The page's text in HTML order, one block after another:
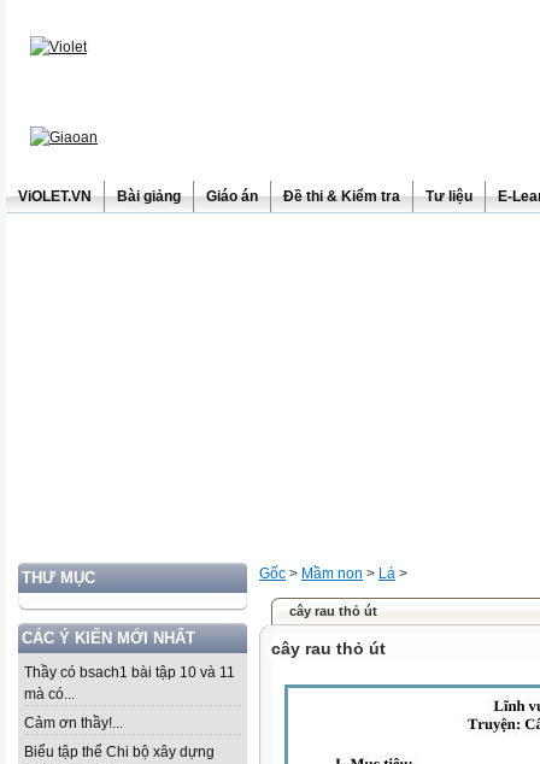
ViOLET.VN Bài giảng Giáo án Đề thi & Kiểm tra Tư liệu E-
THƯ MỤC
CÁC Ý KIẾN MỚI NHẤT
Thầy có bsach1 bài tập 10 và 11
mà có...
Cảm ơn thầy!...
Biểu tập thể Chi bộ xây dựng
Gốc > Mầm non > Lá >
cây rau thỏ út
cây rau thỏ út